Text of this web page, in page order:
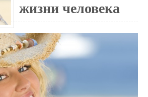
жизни человека